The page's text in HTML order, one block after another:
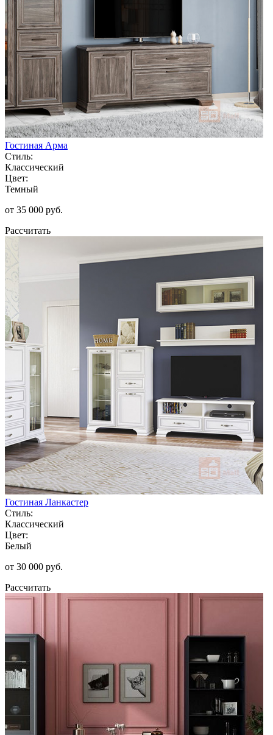
Гостиная Арма
Стиль:
Классический
Цвет:
Темный
от 35 000 руб.
Рассчитать
Гостиная Ланкастер
Стиль:
Классический
Цвет:
Белый
от 30 000 руб.
Рассчитать